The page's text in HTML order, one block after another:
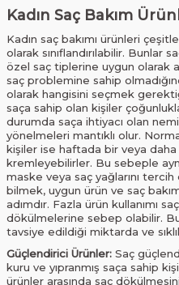
Kadın Saç Bakım
Kadın saç bakımı ürünleri
olarak sınıflandırılabilir. Bunlar
özel saç tiplerine uygun olarak
saç problemine sahip
olarak hangisini seçmek
saça sahip olan kişiler
durumda saça ihtiyacı olan
yönelmeleri mantıklı olur.
kişiler ise haftada bir veya daha
kremleyebilirler. Bu sebeple
maske veya saç yağlarını tercih
bilmek, uygun ürün ve saç
adımdır. Fazla ürün kullanımı
dökülmelerine sebep olabilir.
tavsiye edildiği miktarda ve
Güçlendirici Ürünler: Saç
kuru ve yıpranmış saça sahip
ürünler arasında saç